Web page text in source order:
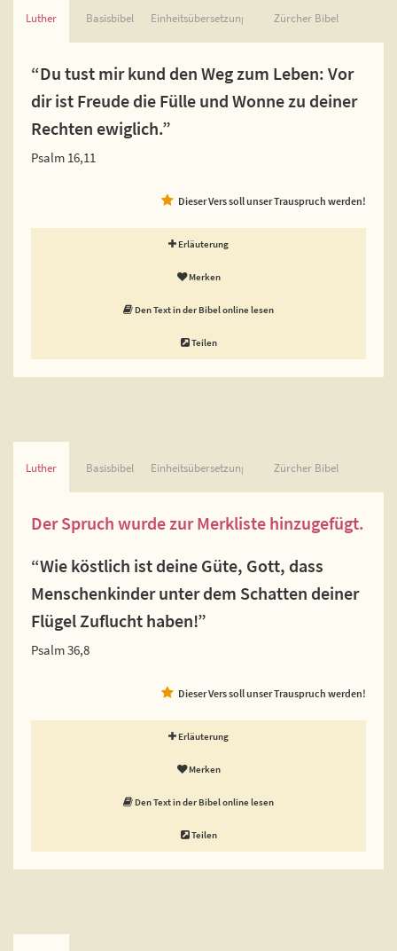
Luther Basisbibel Einheitsübersetzung Zürcher Bibel
“Du tust mir kund den Weg zum Leben: Vor
dir ist Freude die Fülle und Wonne zu deiner
Rechten ewiglich.”
Psalm 16,11
Dieser Vers soll unser Trauspruch werden!
Erläuterung
Merken
Den Text in der Bibel online lesen
Teilen
Luther Basisbibel Einheitsübersetzung Zürcher Bibel
Der Spruch wurde zur Merkliste hinzugefügt.
“Wie köstlich ist deine Güte, Gott, dass
Menschenkinder unter dem Schatten deiner
Flügel Zuflucht haben!”
Psalm 36,8
Dieser Vers soll unser Trauspruch werden!
Erläuterung
Merken
Den Text in der Bibel online lesen
Teilen